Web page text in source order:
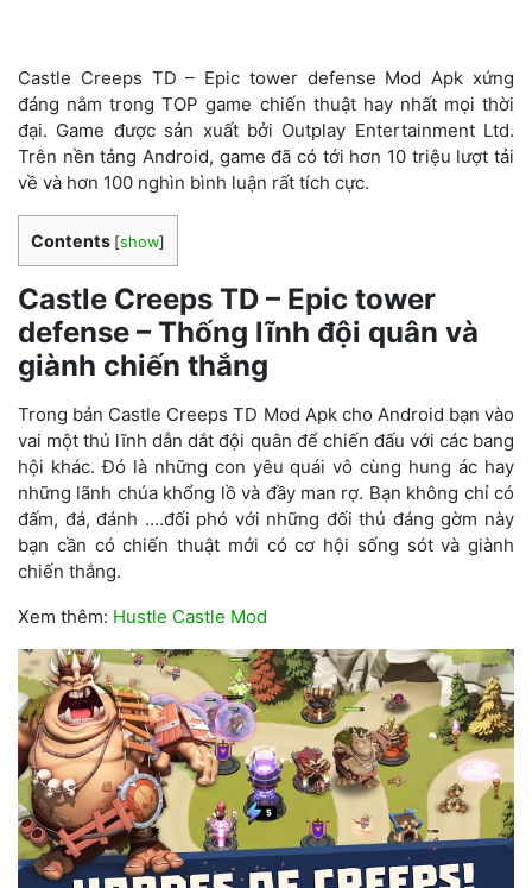
Castle Creeps TD – Epic tower defense Mod Apk xứng
đáng nằm trong TOP game chiến thuật hay nhất mọi thời
đại. Game được sản xuất bởi Outplay Entertainment Ltd.
Trên nền tảng Android, game đã có tới hơn 10 triệu lượt tải
về và hơn 100 nghìn bình luận rất tích cực.
Contents [show]
Castle Creeps TD – Epic tower
defense – Thống lĩnh đội quân và
giành chiến thắng
Trong bản Castle Creeps TD Mod Apk cho Android bạn vào
vai một thủ lĩnh dẫn dắt đội quân để chiến đấu với các bang
hội khác. Đó là những con yêu quái vô cùng hung ác hay
những lãnh chúa khổng lồ và đầy man rợ. Bạn không chỉ có
đấm, đá, đánh ….đối phó với những đối thủ đáng gờm này
bạn cần có chiến thuật mới có cơ hội sống sót và giành
chiến thắng.
Xem thêm: Hustle Castle Mod